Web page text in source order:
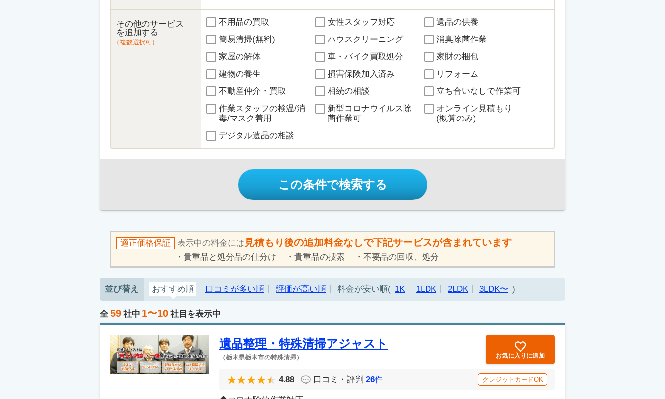
その他のサービス
を追加する
（複数選択可）
不用品の買取 女性スタッフ対応
遺品の供養
簡易清掃(無料)
ハウスクリーニング
消臭除菌作業
家屋の解体
車・バイク買取処分
家財の梱包
建物の養生
損害保険加入済み
リフォーム
不動産仲介・買取
相続の相談
立ち合いなしで作業可
作業スタッフの検温/消
毒/マスク着用
新型コロナウイルス除
菌作業可
オンライン見積もり
(概算のみ)
デジタル遺品の相談
この条件で検索する
適正価格保証 表示中の料金には 見積もり後の追加料金なしで下記サービスが含まれています
貴重品と処分品の仕分け 貴重品の捜索 不要品の回収、処分
並び替え おすすめ順 口コミが多い順 評価が高い順 料金が安い順 1K 1LDK 2LDK 3LDK〜
全 59 社中 1〜10 社目を表示中
遺品整理・特殊清掃アジャスト
（栃木県栃木市の特殊清掃） お気に入りに追加
4.88 口コミ・評判 26件 クレジットカードOK